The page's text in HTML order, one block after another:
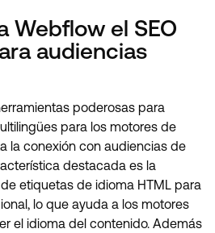
Webflow el SEO
audiencias
poderosas para
para los motores de
la conexión con audiencias de
destacada es la
etiquetas de idioma HTML para
lo que ayuda a los motores
el idioma del contenido. Además